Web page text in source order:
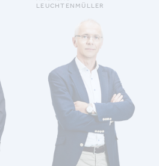
DETAILS ANZEIGEN
LEUCHTENMÜLLER